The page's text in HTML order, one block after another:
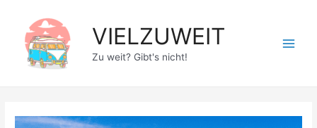
springen
VIELZUWEIT
Zu weit? Gibt's nicht!